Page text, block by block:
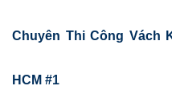
Chuyên Thi Công Vách
HCM #1